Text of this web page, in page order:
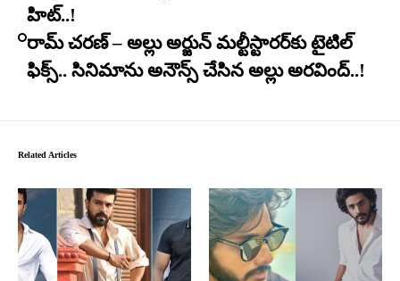
హిట్..!
రామ్ చరణ్ – అల్లు అర్జున్ మల్టీస్టారర్​కు టైటిల్
ఫిక్స్.. సినిమాను అనౌన్స్ చేసిన అల్లు అరవింద్..!
Related Articles